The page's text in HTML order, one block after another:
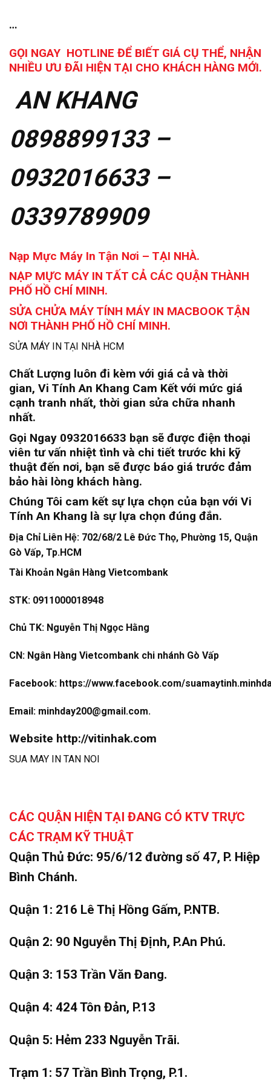
…
GỌI NGAY HOTLINE ĐỂ BIẾT GIÁ CỤ THỂ, NHẬN
NHIỀU ƯU ĐÃI HIỆN TẠI CHO KHÁCH HÀNG MỚI.
AN KHANG
0898899133 –
0932016633 –
0339789909
Nạp Mực Máy In Tận Nơi – TẠI NHÀ.
NẠP MỰC MÁY IN TẤT CẢ CÁC QUẬN THÀNH
PHỐ HỒ CHÍ MINH.
SỬA CHỬA MÁY TÍNH MÁY IN MACBOOK TẬN
NƠI THÀNH PHỐ HỒ CHÍ MINH.
SỬA MÁY IN TẠI NHÀ HCM
Chất Lượng luôn đi kèm với giá cả và thời
gian, Vi Tính An Khang Cam Kết với mức giá
cạnh tranh nhất, thời gian sửa chữa nhanh
nhất.
Gọi Ngay 0932016633 bạn sẽ được điện thoại
viên tư vấn nhiệt tình và chi tiết trước khi kỹ
thuật đến nơi, bạn sẽ được báo giá trước đảm
bảo hài lòng khách hàng.
Chúng Tôi cam kết sự lựa chọn của bạn với Vi
Tính An Khang là sự lựa chọn đúng đắn.
Địa Chỉ Liên Hệ: 702/68/2 Lê Đức Thọ, Phường 15, Quận
Gò Vấp, Tp.HCM
Tài Khoản Ngân Hàng Vietcombank
STK: 0911000018948
Chủ TK: Nguyễn Thị Ngọc Hằng
CN: Ngân Hàng Vietcombank chi nhánh Gò Vấp
Facebook: https://www.facebook.com/
Email: minhday200@gmail.com.
Website http://vitinhak.com
SUA MAY IN TAN NOI
CÁC QUẬN HIỆN TẠI ĐANG CÓ KTV TRỰC
CÁC TRẠM KỸ THUẬT
Quận Thủ Đức: 95/6/12 đường số 47, P. Hiệp
Bình Chánh.
Quận 1: 216 Lê Thị Hồng Gấm, P.NTB.
Quận 2: 90 Nguyễn Thị Định, P.An Phú.
Quận 3: 153 Trần Văn Đang.
Quận 4: 424 Tôn Đản, P.13
Quận 5: Hẻm 233 Nguyễn Trãi.
Trạm 1: 57 Trần Bình Trọng, P.1.